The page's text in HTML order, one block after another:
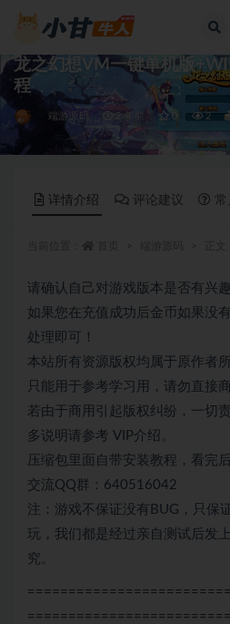
龙之幻想VM一键单机版
程
端游源码 2 年前 0 2
详情介绍 评论建议 常
请确认自己对游戏版本是否有兴
如果您在充值成功后金币如果没
处理即可！
本站所有资源版权均属于原作者
只能用于参考学习用，请勿直接商
若由于商用引起版权纠纷，一切
多说明请参考 VIP介绍。
压缩包里面自带安装教程，看完
交流QQ群：640516042
注：游戏不保证没有BUG，只保
玩，我们都是经过亲自测试后发
究。